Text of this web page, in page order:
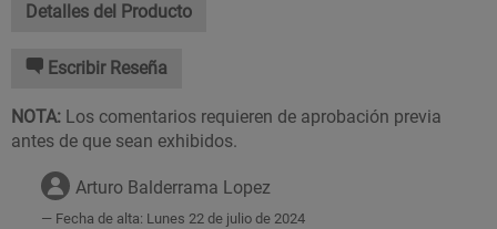
Detalles del Producto
Escribir Reseña
NOTA: Los comentarios requieren de aprobación previa
antes de que sean exhibidos.
Arturo Balderrama Lopez
Fecha de alta: Lunes 22 de julio de 2024